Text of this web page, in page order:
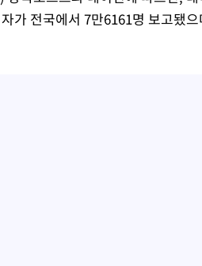
만도 평택사업장 끼임 사망 관련 압수수색
허위 입력' 중앙·서울·경기도 선관위 등 9곳
가 전국에서 7만6161명 보고됐